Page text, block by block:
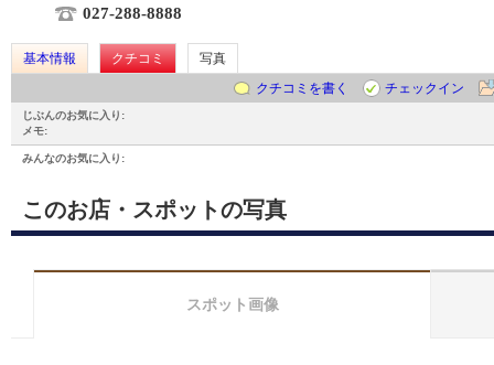
027-288-8888
基本情報 クチコミ
写真
クチコミを書く
チェックイン
じぶんのお気に入り:
メモ:
みんなのお気に入り:
このお店・スポットの写真
スポット画像